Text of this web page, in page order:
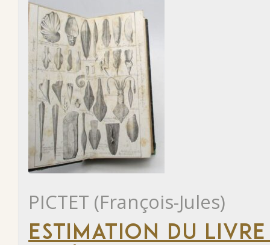
PICTET (François-Jules)
ESTIMATION DU